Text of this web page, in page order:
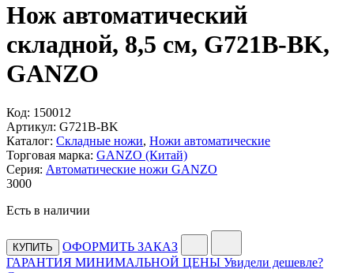
Нож автоматический
складной, 8,5 см, G721B-BK,
GANZO
Код: 150012
Артикул: G721B-BK
Каталог: Складные ножи, Ножи автоматические
Торговая марка: GANZO (Китай)
Серия: Автоматические ножи GANZO
3000
Есть в наличии
КУПИТЬ
ОФОРМИТЬ ЗАКАЗ
ГАРАНТИЯ МИНИМАЛЬНОЙ ЦЕНЫ Увидели дешевле?